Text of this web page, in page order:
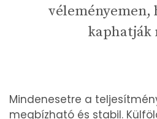
véleményemen,
kaphatják
Mindenesetre a
megbízható és stabil.